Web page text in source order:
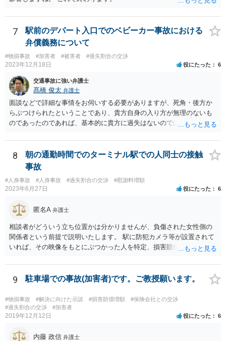
7
駅前のデパート入口でのベビーカー事故における
弁償義務について
#物損事故 #加害者 #被害者 #過失割合の交渉
2023年12月18日 役にたった 6
交通事故に強い弁護士
髙橋 俊太 弁護士
面談などで詳細な事情をお伺いする必要がありますが、死角・後方か
らぶつけられたということであり、貴方自身の入り方が無理のないも
のであったのであれば、基本的に貴方に過失はないのではないかとい
が、ベビーカーの車輪が壊れるというのは（かなり劣化していたとい
うことでもない限り）相当な衝撃だったのではないかとも思われま
す。 そのあたりも含め、今後の状況に応じて弁護士に個別に相談なさ
った方がよいように思います。
8
朝の通勤時間でのターミナル駅での人同士の接触
事故
#人身事故 #人身事故 #過失割合の交渉 #慰謝料増額
2023年6月27日 役にたった 6
匿名A 弁護士
相談者がどういう立ち位置かは分かりませんが、負傷された女性側の
関係者という前提で説明いたします。 駅に防犯カメラ等が設置されて
いれば、その映像をもとにぶつかった人を特定、損害賠償請求をでき
像の保存期間は鉄道会社によりますがある程度の期間が経過すると削
除される場合があるので対応は早い方がよいでしょう。 請求権者は負
ましょう。 本人が動けない場合には、電話相談などを繋げないか相談
してみましょう。
9 駐車場での事故(加害者)です。ご教授願います。
#物損事故 #解決に向けた示談 #損害賠償増額
#保険会社との交渉
#過失割合の交渉
#加害者
2019年12月12日 役にたった 6
内藤 政信 弁護士